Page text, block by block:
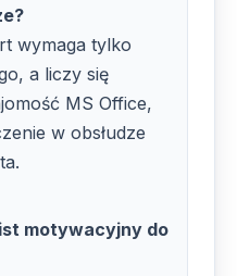
wymaga tylko
a liczy się
MS Office,
w obsłudze
motywacyjny do